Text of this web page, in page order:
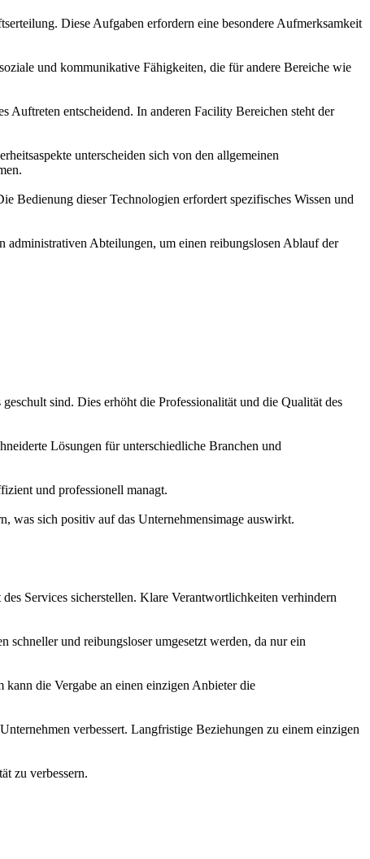
Diese Aufgaben erfordern eine besondere Aufmerksamkeit
und kommunikative Fähigkeiten, die für andere Bereiche wie
Auftreten entscheidend. In anderen Facility Bereichen steht der
unterscheiden sich von den allgemeinen
Bedienung dieser Technologien erfordert spezifisches Wissen und
administrativen Abteilungen, um einen reibungslosen Ablauf der
sind. Dies erhöht die Professionalität und die Qualität des
Lösungen für unterschiedliche Branchen und
und professionell managt.
was sich positiv auf das Unternehmensimage auswirkt.
Services sicherstellen. Klare Verantwortlichkeiten verhindern
und reibungsloser umgesetzt werden, da nur ein
die Vergabe an einen einzigen Anbieter die
verbessert. Langfristige Beziehungen zu einem einzigen
zu verbessern.